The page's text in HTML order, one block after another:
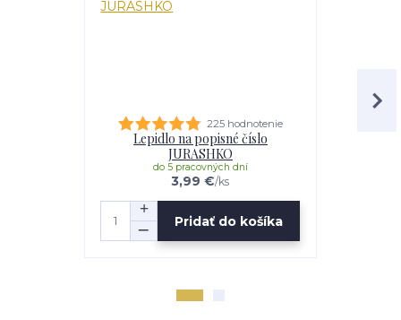
225 hodnotenie
Lepidlo na popisné číslo
JURASHKO
3,99 €/ks
do 5 pracovných dní
Pridať do košíka